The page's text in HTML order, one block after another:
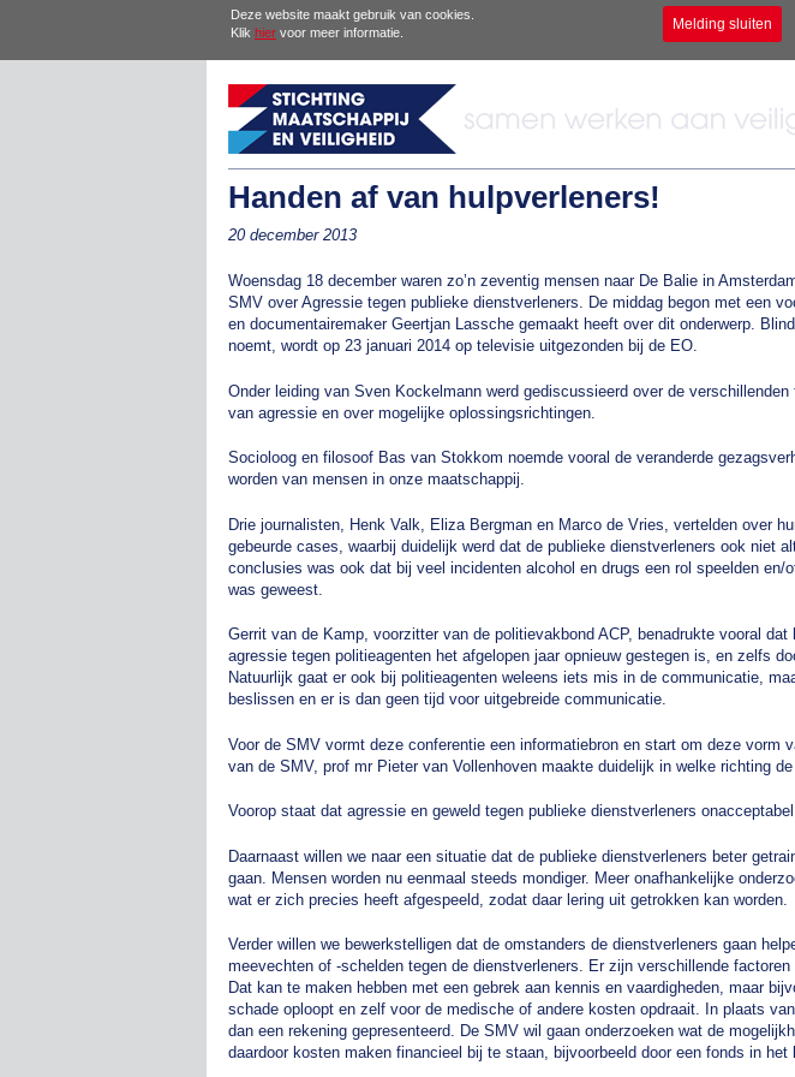
Deze website maakt gebruik van cookies.
Klik hier voor meer informatie. Melding sluiten
Handen af van hulpverleners!
20 december 2013
Woensdag 18 december waren zo’n zeventig mensen naar De Balie in
SMV over Agressie tegen publieke dienstverleners. De middag begon met een
en documentairemaker Geertjan Lassche gemaakt heeft over dit onderwerp.
noemt, wordt op 23 januari 2014 op televisie uitgezonden bij de EO.
Onder leiding van Sven Kockelmann werd gediscussieerd over de
van agressie en over mogelijke oplossingsrichtingen.
Socioloog en filosoof Bas van Stokkom noemde vooral de veranderde
worden van mensen in onze maatschappij.
Drie journalisten, Henk Valk, Eliza Bergman en Marco de Vries, vertelden over
gebeurde cases, waarbij duidelijk werd dat de publieke dienstverleners ook niet
conclusies was ook dat bij veel incidenten alcohol en drugs een rol speelden
was geweest.
Gerrit van de Kamp, voorzitter van de politievakbond ACP, benadrukte vooral
agressie tegen politieagenten het afgelopen jaar opnieuw gestegen is, en zelfs
Natuurlijk gaat er ook bij politieagenten weleens iets mis in de communicatie,
beslissen en er is dan geen tijd voor uitgebreide communicatie.
Voor de SMV vormt deze conferentie een informatiebron en start om deze vorm
van de SMV, prof mr Pieter van Vollenhoven maakte duidelijk in welke richting
Voorop staat dat agressie en geweld tegen publieke dienstverleners
Daarnaast willen we naar een situatie dat de publieke dienstverleners beter
gaan. Mensen worden nu eenmaal steeds mondiger. Meer onafhankelijke
wat er zich precies heeft afgespeeld, zodat daar lering uit getrokken kan worden.
Verder willen we bewerkstelligen dat de omstanders de dienstverleners gaan
meevechten of -schelden tegen de dienstverleners. Er zijn verschillende
Dat kan te maken hebben met een gebrek aan kennis en vaardigheden, maar
schade oploopt en zelf voor de medische of andere kosten opdraait. In plaats
dan een rekening gepresenteerd. De SMV wil gaan onderzoeken wat de
daardoor kosten maken financieel bij te staan, bijvoorbeeld door een fonds in het